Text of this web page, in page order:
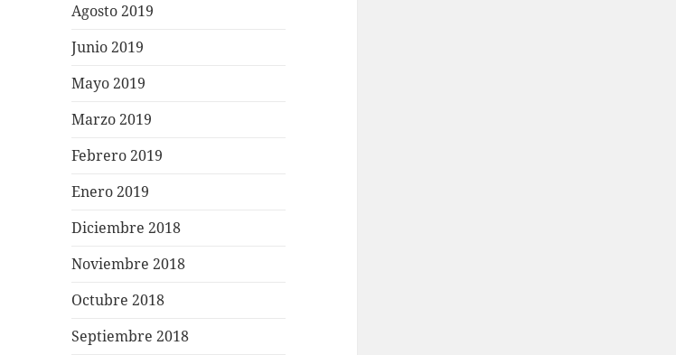
Agosto 2019
Junio 2019
Mayo 2019
Marzo 2019
Febrero 2019
Enero 2019
Diciembre 2018
Noviembre 2018
Octubre 2018
Septiembre 2018